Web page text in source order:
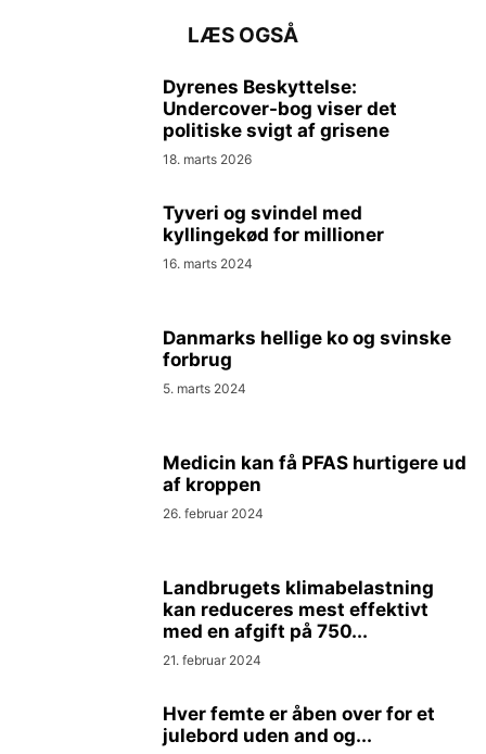
LÆS OGSÅ
Dyrenes Beskyttelse:
Undercover-bog viser det
politiske svigt af grisene
18. marts 2026
Tyveri og svindel med
kyllingekød for millioner
16. marts 2024
Danmarks hellige ko og svinske
forbrug
5. marts 2024
Medicin kan få PFAS hurtigere ud
af kroppen
26. februar 2024
Landbrugets klimabelastning
kan reduceres mest effektivt
med en afgift på 750...
21. februar 2024
Hver femte er åben over for et
julebord uden and og...